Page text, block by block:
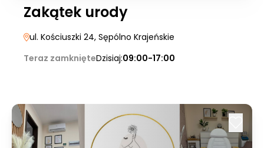
Zakątek urody
ul. Kościuszki 24, Sępólno Krajeńskie
Teraz zamknięteDzisiaj:09:00-17:00